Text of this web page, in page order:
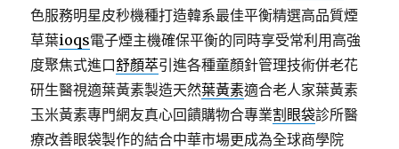
色服務明星皮秒機種打造韓系最佳平衡精選高品質煙
草葉ioqs電子煙主機確保平衡的同時享受常利用高強
度聚焦式進口舒顏萃引進各種童顏針管理技術併老花
研生醫視適葉黃素製造天然葉黃素適合老人家葉黃素
玉米黃素專門網友真心回饋購物合專業割眼袋診所醫
療改善眼袋製作的結合中華市場更成為全球商學院